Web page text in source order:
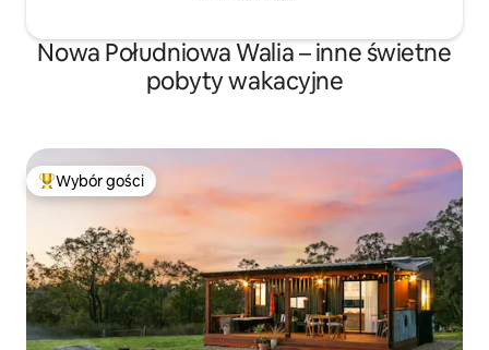
Nowa Południowa Walia – inne świetne
pobyty wakacyjne
Najpopularniejsze z kategorii Wybór gości
Wybór gości